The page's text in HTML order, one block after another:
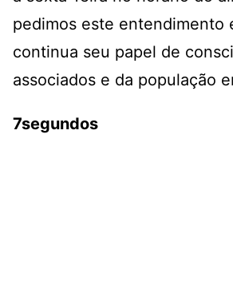
pedimos este entendimento
continua seu papel de
associados e da população
7segundos